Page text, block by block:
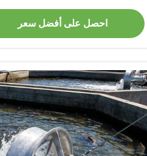
الصحي
احصل على أفضل سعر